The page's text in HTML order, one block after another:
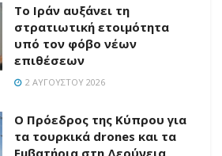
Το Ιράν αυξάνει τη
στρατιωτική ετοιμότητα
υπό τον φόβο νέων
επιθέσεων
2 ΑΥΓΟΎΣΤΟΥ 2026
Ο Πρόεδρος της Κύπρου για
τα τουρκικά drones και τα
Εμβατήρια στη Δερύνεια